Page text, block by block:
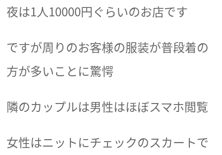
夜は1人10000円ぐらいのお店です
ですが周りのお客様の服装が普段着の
方が多いことに驚愕
隣のカップルは男性はほぼスマホ閲覧
女性はニットにチェックのスカートで